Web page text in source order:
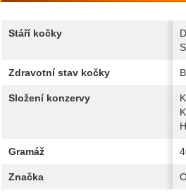
Stáří kočky
Zdravotní stav kočky
Složení konzervy
Gramáž
Značka